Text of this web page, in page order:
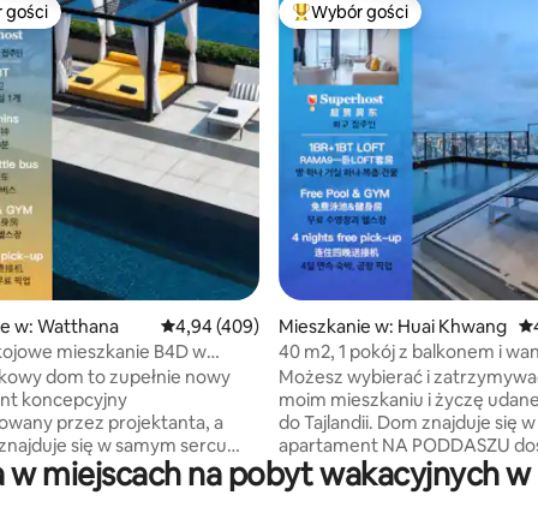
liczba recenzji: 100
z kategorii Wybór gości
gości
w: Watthana Średnia ocena: 4,94 na 5, liczba recenzji: 409
4,94 (409)
mieszkanie B4D w
– blisko stacji metra –
z wysokiego piętra –
Siam – bezpłatny
stację – basen odkryty –
bar na wysokim piętrze –
transfer z lotniska na cztery
dom to zupełnie nowy
koncepcyjny
przez projektanta, a
się w samym sercu
blisko wszystkiego.Obejmuje
salon, jadalnię, kuchnię
Najpopularniejsze z kategorii
Wybór gości
Mieszkanie w: Huai Khwang
40 m2, 1 pokój z balkonem i
D4 / mieszkanie dla 3 osób /
dachu / blisko RCA / blisko
targu kolejowego / blisko
Możesz wybierać i
moim mieszkaniu i życzę
do Tajlandii. Dom znajduje się w Rama9,
apartament NA PODDASZU
w 2024 roku.Pomieszczenie
40 metrów kwadratowych i
miejscach na pobyt wakacyjnych w